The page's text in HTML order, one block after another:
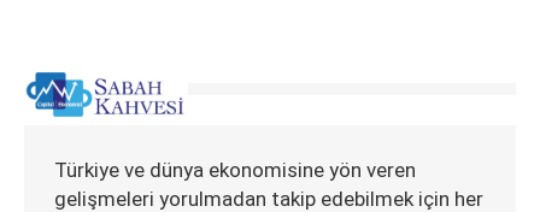
Türkiye ve dünya ekonomisine yön veren
gelişmeleri yorulmadan takip edebilmek için her